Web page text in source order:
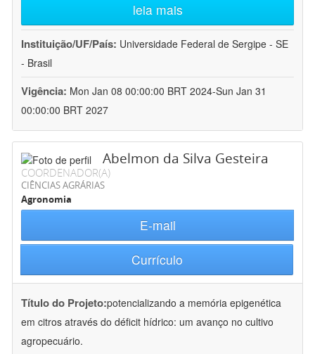
leia mais
Instituição/UF/País: Universidade Federal de Sergipe - SE
- Brasil
Vigência: Mon Jan 08 00:00:00 BRT 2024-Sun Jan 31
00:00:00 BRT 2027
Abelmon da Silva Gesteira
COORDENADOR(A)
CIÊNCIAS AGRÁRIAS
Agronomia
E-mail
Currículo
Título do Projeto:potencializando a memória epigenética
em citros através do déficit hídrico: um avanço no cultivo
agropecuário.